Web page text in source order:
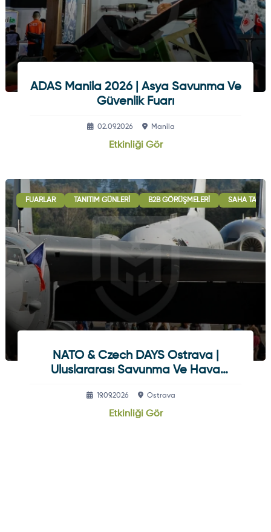
ADAS Manila 2026 | Asya Savunma Ve
Güvenlik Fuarı
02.09.2026 Manila
Etkinliği Gör
FUARLAR TANITIM GÜNLERI B2B GÖRÜŞMELERI SAHA
NATO & Czech DAYS Ostrava |
Uluslararası Savunma Ve Hava
19.09.2026 Ostrava
Etkinliği Gör